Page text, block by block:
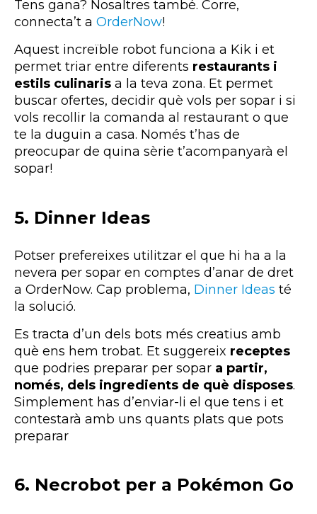
Tens gana? Nosaltres també. Corre,
connecta’t a OrderNow!
Aquest increïble robot funciona a Kik i et
permet triar entre diferents restaurants i
estils culinaris a la teva zona. Et permet
buscar ofertes, decidir què vols per sopar i si
vols recollir la comanda al restaurant o que
te la duguin a casa. Només t’has de
preocupar de quina sèrie t’acompanyarà el
sopar!
5. Dinner Ideas
Potser prefereixes utilitzar el que hi ha a la
nevera per sopar en comptes d’anar de dret
a OrderNow. Cap problema, Dinner Ideas té
la solució.
Es tracta d’un dels bots més creatius amb
què ens hem trobat. Et suggereix receptes
que podries preparar per sopar a partir,
només, dels ingredients de què disposes.
Simplement has d’enviar-li el que tens i et
contestarà amb uns quants plats que pots
preparar
6. Necrobot per a Pokémon Go